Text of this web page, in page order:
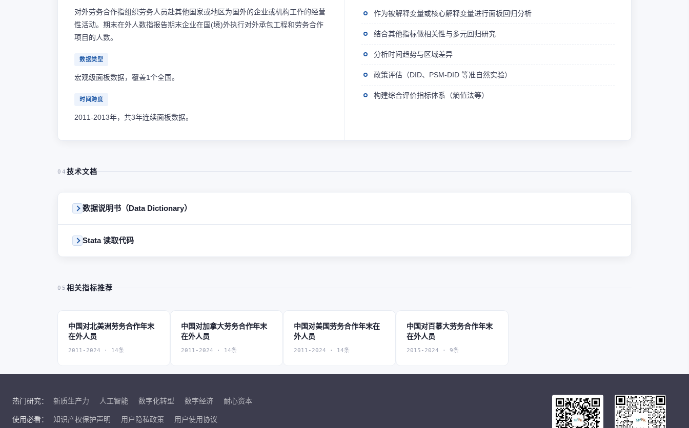
对外劳务合作指组织劳务人员赴其他国家或地区为国外的企业或机构工作的经营
性活动。期末在外人数指报告期末企业在国(境)外执行对外承包工程和劳务合作
项目的人数。
数据类型
宏观级面板数据，覆盖1个全国。
时间跨度
2011-2013年，共3年连续面板数据。
作为被解释变量或核心解释变量进行面板回归分析
结合其他指标做相关性与多元回归研究
分析时间趋势与区域差异
政策评估（DID、PSM-DID 等准自然实验）
构建综合评价指标体系（熵值法等）
04 技术文档
数据说明书（Data Dictionary）
Stata 读取代码
05 相关指标推荐
中国对北美洲劳务合作年末
在外人员
2011-2024 · 14条
中国对加拿大劳务合作年末
在外人员
2011-2024 · 14条
中国对美国劳务合作年末在
外人员
2011-2024 · 14条
中国对百慕大劳务合作年末
在外人员
2015-2024 · 9条
热门研究： 新质生产力 人工智能 数字化转型 数字经济 耐心资本
使用必看： 知识产权保护声明 用户隐私政策 用户使用协议